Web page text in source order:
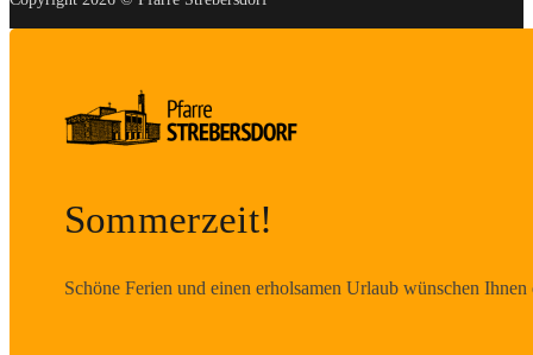
Sommerzeit!
Schöne Ferien und einen erholsamen Urlaub wünschen